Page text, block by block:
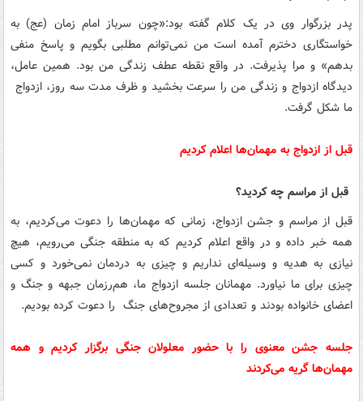
پدر بزرگوار وی در یک کلام گفته بود:«چون سرباز امام زمان (عج) به
خواستگاری دخترم آمده است من نمی‌توانم مطلبی بگویم و پاسخ منفی
بدهم» و مرا پذیرفت. در واقع نقطه عطف زندگی من بود. همین عامل،
دیدگاه ازدواج و زندگی من را سرعت بخشید و ظرف مدت سه روز، ازدواج
ما شکل گرفت.
قبل از ازدواج به مهمان‌ها اعلام کردیم
قبل از مراسم چه کردید؟
قبل از مراسم و جشن ازدواج، زمانی که مهمان‌ها را دعوت می‌کردیم، به
همه خبر داده و در واقع اعلام کردیم که به منطقه جنگی می‌رویم، هیچ
نیازی به هدیه و وسیله‌ای نداریم و چیزی به دردمان نمی‌خورد و کسی
چیزی برای ما نیاورد. مهمانان جلسه ازدواج ما، هم‌رزمان جبهه و جنگ و
اعضای خانواده بودند و تعدادی از مجروح‌های جنگ را دعوت کرده بودیم.
جلسه جشن معنوی را با حضور معلولان جنگی برگزار کردیم و همه
مهمان‌ها گریه می‌کردند